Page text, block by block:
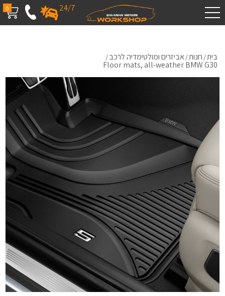
0 24/7
בית/ חנות/ אביזרים ומולטימדיה לרכב/
Floor mats, all-weather BMW G30